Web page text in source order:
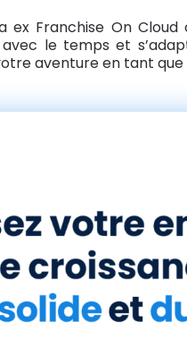
ex Franchise On
le temps et
aventure en tant que